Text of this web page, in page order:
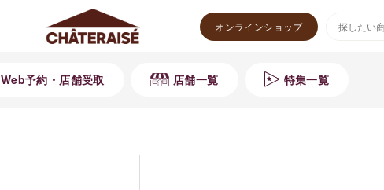
オンラインショップ
Web予約・店舗受取 店舗一覧 特集一覧